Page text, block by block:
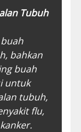
Tubuh
bahkan
buah
untuk
tubuh,
flu,